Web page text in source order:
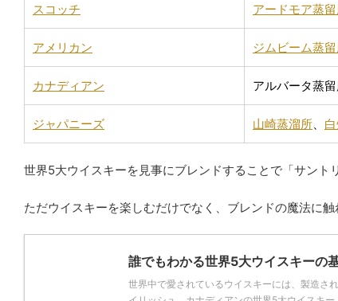
スコッチ アードモア蒸
アメリカン ジムビーム蒸
カナディアン アルバータ蒸
ジャパニーズ 山崎蒸溜所
世界5大ウイスキーを見事にブレンドすることで「サント
ただウイスキーを楽しむだけでなく、ブレンドの魔法に
誰でもわかる世界5大ウイスキーの
世界中で愛されているウイスキーには、製造さ